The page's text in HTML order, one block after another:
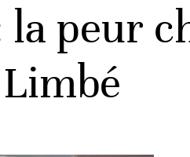
peur